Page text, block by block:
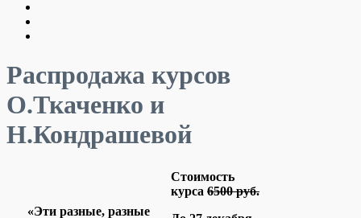
Распродажа курсов
О.Ткаченко и
Н.Кондрашевой
«Эти разные, разные
Стоимость
курса 6500 руб.